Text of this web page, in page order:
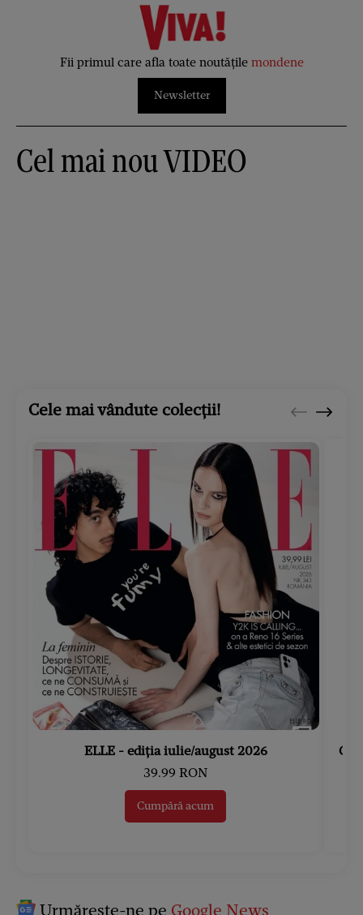
Fii primul care afla toate noutățile mondene
Newsletter
Cel mai nou VIDEO
Cele mai vândute colecții!
ELLE - ediția iulie/august 2026
39.99 RON
Cumpără acum
Urmărește-ne pe Google News